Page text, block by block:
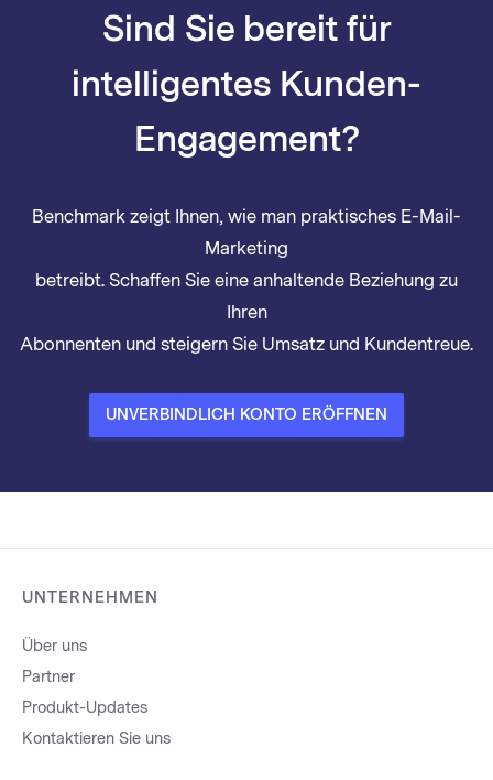
Sind Sie bereit für
intelligentes Kunden-
Engagement?
Benchmark zeigt Ihnen, wie man praktisches E-Mail-
Marketing
betreibt. Schaffen Sie eine anhaltende Beziehung zu
Ihren
Abonnenten und steigern Sie Umsatz und Kundentreue.
UNVERBINDLICH KONTO ERÖFFNEN
UNTERNEHMEN
Über uns
Partner
Produkt-Updates
Kontaktieren Sie uns